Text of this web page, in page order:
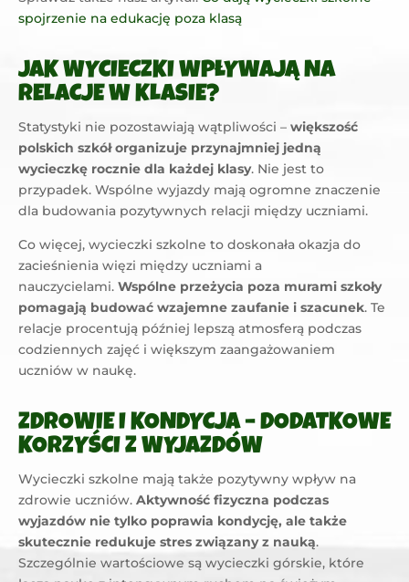
spojrzenie na edukację poza klasą
JAK WYCIECZKI WPŁYWAJĄ NA
RELACJE W KLASIE?
Statystyki nie pozostawiają wątpliwości – większość
polskich szkół organizuje przynajmniej jedną
wycieczkę rocznie dla każdej klasy. Nie jest to
przypadek. Wspólne wyjazdy mają ogromne znaczenie
dla budowania pozytywnych relacji między uczniami.
Co więcej, wycieczki szkolne to doskonała okazja do
zacieśnienia więzi między uczniami a
nauczycielami. Wspólne przeżycia poza murami szkoły
pomagają budować wzajemne zaufanie i szacunek. Te
relacje procentują później lepszą atmosferą podczas
codziennych zajęć i większym zaangażowaniem
uczniów w naukę.
ZDROWIE I KONDYCJA – DODATKOWE
KORZYŚCI Z WYJAZDÓW
Wycieczki szkolne mają także pozytywny wpływ na
zdrowie uczniów. Aktywność fizyczna podczas
wyjazdów nie tylko poprawia kondycję, ale także
skutecznie redukuje stres związany z nauką.
Szczególnie wartościowe są wycieczki górskie, które